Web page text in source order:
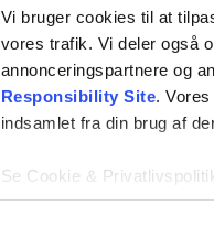
Vi bruger cookies til at
vores trafik. Vi deler også
annonceringspartnere og
Responsibility Site.
indsamlet fra din brug af
Se Cookie &